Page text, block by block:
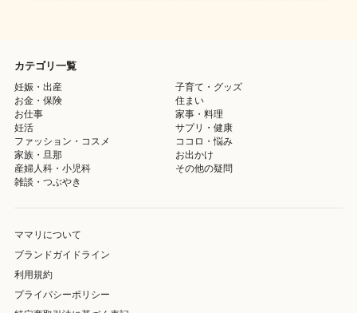
カテゴリ一覧
妊娠・出産
子育て・グッズ
お金・保険
住まい
お仕事
家事・料理
妊活
サプリ・健康
ファッション・コスメ
ココロ・悩み
家族・旦那
お出かけ
産婦人科・小児科
その他の疑問
雑談・つぶやき
ママリについて
ブランドガイドライン
利用規約
プライバシーポリシー